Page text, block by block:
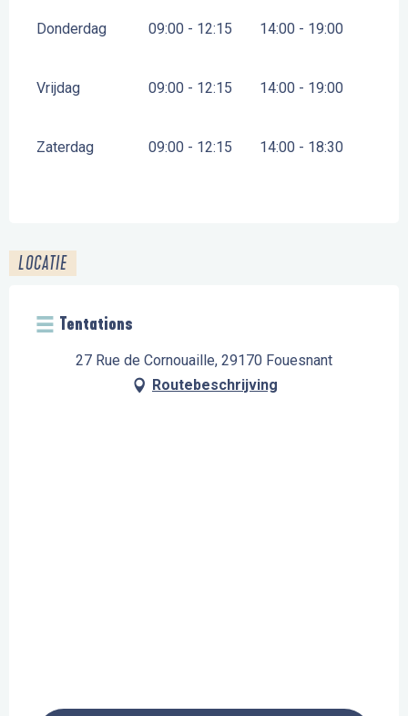
Donderdag 09:00 - 12:15 14:00 - 19:00
Vrijdag 09:00 - 12:15 14:00 - 19:00
Zaterdag 09:00 - 12:15 14:00 - 18:30
LOCATIE
Tentations
27 Rue de Cornouaille, 29170 Fouesnant
Routebeschrijving